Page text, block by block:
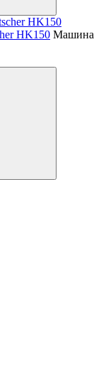
HK150 Машина